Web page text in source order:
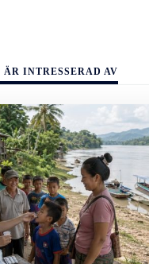
INTRESSERAD AV